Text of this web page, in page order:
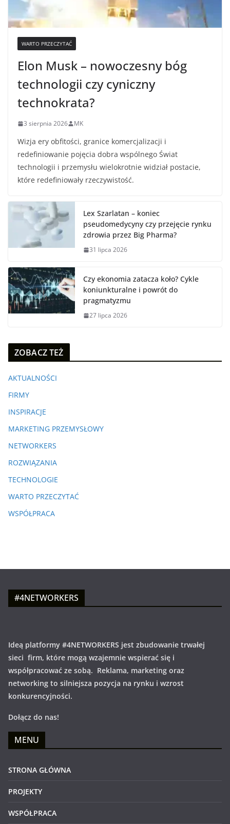
WARTO PRZECZYTAĆ
Elon Musk – nowoczesny bóg
technologii czy cyniczny
technokrata?
3 sierpnia 2026 MK
Wizja ery obfitości, granice komercjalizacji i
redefiniowanie pojęcia dobra wspólnego Świat
technologii i przemysłu wielokrotnie widział postacie,
które redefiniowały rzeczywistość.
Lex Szarlatan – koniec
pseudomedycyny czy przejęcie rynku
zdrowia przez Big Pharma?
31 lipca 2026
Czy ekonomia zatacza koło? Cykle
koniunkturalne i powrót do
pragmatyzmu
27 lipca 2026
ZOBACZ TEŻ
AKTUALNOŚCI
FIRMY
INSPIRACJE
MARKETING PRZEMYSŁOWY
NETWORKERS
ROZWIĄZANIA
TECHNOLOGIE
WARTO PRZECZYTAĆ
WSPÓŁPRACA
#4NETWORKERS
Ideą platformy #4NETWORKERS jest zbudowanie trwałej
sieci firm, które mogą wzajemnie wspierać się i
współpracować ze sobą. Reklama, marketing oraz
networking to silniejsza pozycja na rynku i wzrost
konkurencyjności.
Dołącz do nas!
MENU
STRONA GŁÓWNA
PROJEKTY
WSPÓŁPRACA